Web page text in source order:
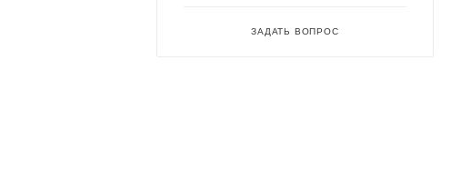
ЗАДАТЬ ВОПРОС